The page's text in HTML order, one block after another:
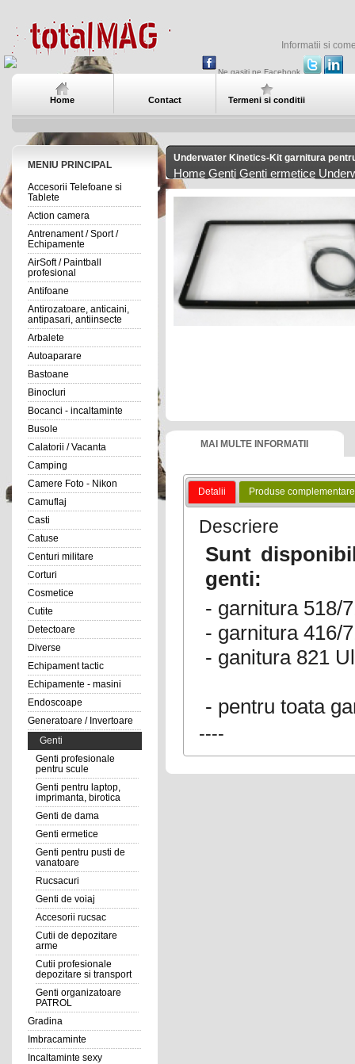
Informatii si
Ne gasiti pe Facebook
Home Contact Termeni si conditii
MENIU PRINCIPAL
Accesorii Telefoane si
Tablete
Action camera
Antrenament / Sport /
Echipamente
AirSoft / Paintball
profesional
Antifoane
Antirozatoare, anticaini,
antipasari, antiinsecte
Arbalete
Autoaparare
Bastoane
Binocluri
Bocanci - incaltaminte
Busole
Calatorii / Vacanta
Camping
Camere Foto - Nikon
Camuflaj
Casti
Catuse
Centuri militare
Corturi
Cosmetice
Cutite
Detectoare
Diverse
Echipament tactic
Echipamente - masini
Endoscoape
Generatoare / Invertoare
Genti
Genti profesionale
pentru scule
Genti pentru laptop,
imprimanta, birotica
Genti de dama
Genti ermetice
Genti pentru pusti de
vanatoare
Rucsacuri
Genti de voiaj
Accesorii rucsac
Cutii de depozitare
arme
Cutii profesionale
depozitare si transport
Genti organizatoare
PATROL
Gradina
Imbracaminte
Incaltaminte sexy
Underwater Kinetics-Kit garnitura
Home Genti Genti ermetice
MAI MULTE INFORMATII
Detalii Produse complementare
Descriere
Sunt
genti:
- garnitura 518/
- garnitura 416/
- ganitura 821
- pentru toata
----